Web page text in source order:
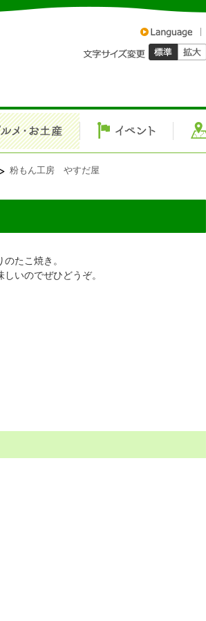
粉もん工房 やすだ屋
たこ焼き。
いのでぜひどうぞ。